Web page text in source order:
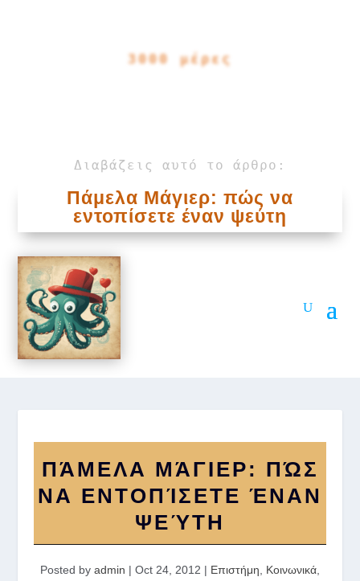
3000 μέρες
Διαβάζεις αυτό το άρθρο:
Πάμελα Μάγιερ: πώς να
εντοπίσετε έναν ψεύτη
ΠΆΜΕΛΑ ΜΆΓΙΕΡ: ΠΏΣ
ΝΑ ΕΝΤΟΠΊΣΕΤΕ ΈΝΑΝ
ΨΕΎΤΗ
Posted by admin | Oct 24, 2012 | Επιστήμη Κοινωνικά